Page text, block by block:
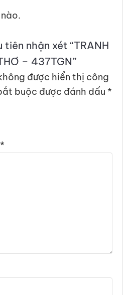
nhận xét “TRANH
– 437TGN”
được hiển thị công
buộc được đánh dấu *
*